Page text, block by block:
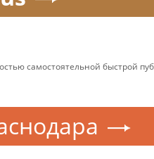
самостоятельной быстрой